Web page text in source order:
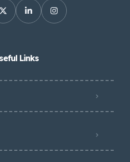
Links